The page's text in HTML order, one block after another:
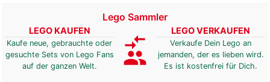
Lego Sammler
LEGO KAUFEN
Kaufe neue, gebrauchte oder
gesuchte Sets von Lego Fans
auf der ganzen Welt.
compare_arrows
group
LEGO VERKAUFEN
Verkaufe Dein Lego an
jemanden, der es lieben wird.
Es ist kostenfrei für Dich.